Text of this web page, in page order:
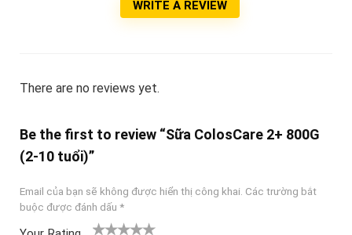
WRITE A REVIEW
There are no reviews yet.
Be the first to review “Sữa ColosCare 2+ 800G
(2-10 tuổi)”
Email của bạn sẽ không được hiển thị công khai. Các trường bắt
buộc được đánh dấu *